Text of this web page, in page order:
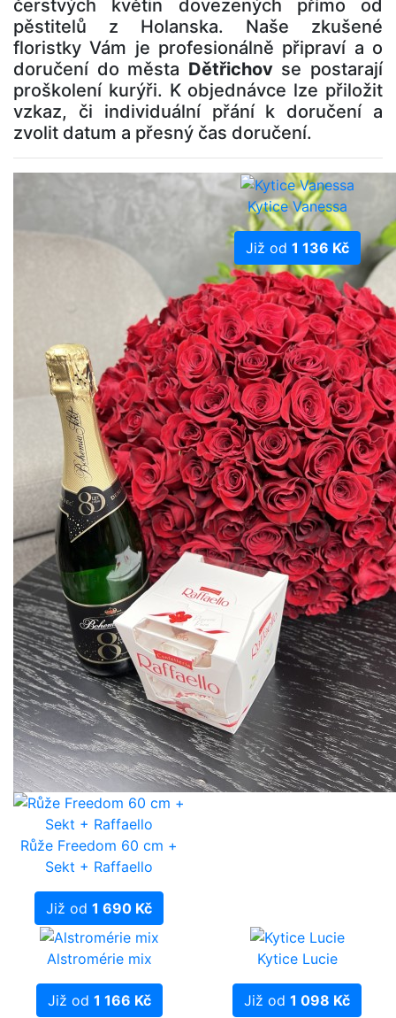
čerstvých květin dovezených přímo od
pěstitelů z Holanska. Naše zkušené
floristky Vám je profesionálně připraví a o
doručení do města Dětřichovse postarají
proškolení kurýři. K objednávce lze přiložit
vzkaz, či individuální přání k doručení a
zvolit datum a přesný čas doručení.
Růže Freedom 60 cm +
Sekt + Raffaello
Již od 1 690 Kč
Kytice Vanessa
Již od 1 136 Kč
Alstromérie mix
Již od 1 166 Kč
Kytice Lucie
Již od 1 098 Kč